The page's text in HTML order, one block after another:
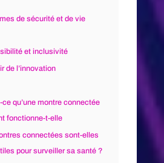
de sécurité et de vie
et inclusivité
de l’innovation
ce qu’une montre connectée
fonctionne-t-elle
connectées sont-elles
pour surveiller sa santé ?